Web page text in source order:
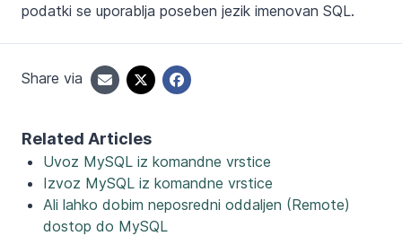
podatki se uporablja poseben jezik imenovan SQL.
Share via
Related Articles
Uvoz MySQL iz komandne vrstice
Izvoz MySQL iz komandne vrstice
Ali lahko dobim neposredni oddaljen (Remote)
dostop do MySQL